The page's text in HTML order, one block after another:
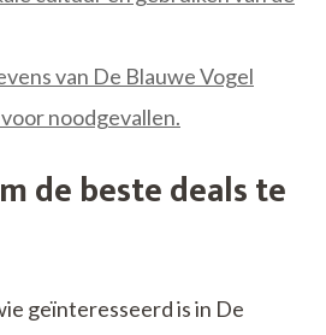
van De Blauwe Vogel
noodgevallen.
de beste deals te
geïnteresseerd is in De